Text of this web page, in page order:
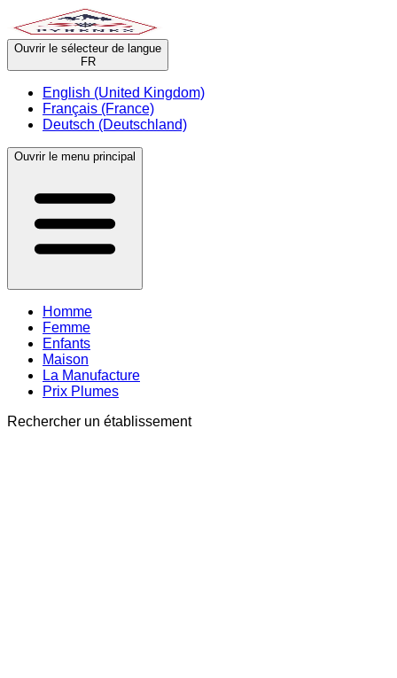
Ouvrir le sélecteur de langue
FR
English (United Kingdom)
Français (France)
Deutsch (Deutschland)
Ouvrir le menu principal
Homme
Femme
Enfants
Maison
La Manufacture
Prix Plumes
Rechercher un établissement